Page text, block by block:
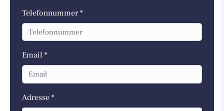
Telefonnummer *
Email *
Adresse *